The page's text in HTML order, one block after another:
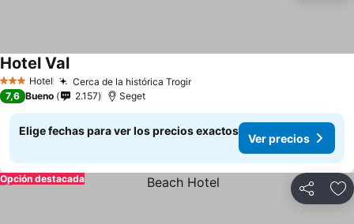
3 Estrellas
Hotel Cerca de la histórica Trogir
Hotel Val
7,6 Bueno 2.157 Seget
Elige fechas para ver los precios exactos
Ver precios
Compartir
Opción destacada